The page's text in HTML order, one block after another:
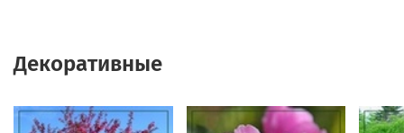
Декоративные